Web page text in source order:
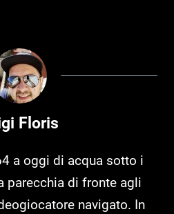
Floris
a oggi di acqua sotto i
parecchia di fronte agli
navigato. In